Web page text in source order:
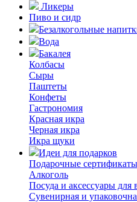
Ликеры
Пиво и сидр
Безалкогольные
Вода
Бакалея
Колбасы
Сыры
Паштеты
Конфеты
Гастрономия
Красная икра
Черная икра
Икра щуки
Идеи для подарков
Подарочные сертификаты
Алкоголь
Посуда и аксессуары для
Сувенирная и